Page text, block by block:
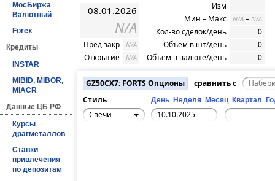
МосБиржа
Валютный
Forex
Кредиты
INSTAR
MIBID, MIBOR,
MIACR
Данные ЦБ РФ
Курсы
драгметаллов
Ставки
привлечения
по депозитам
08.01.2026
N/A
Пред закр N/A
Открытие N/A
Изм
Мин – Макс
N/A – N/A
Кол-во сделок/день
0
Объём в шт/день
0
Объём в валюте/день
0
GZ50CX7: FORTS Опционы
сравнить с
Стиль
День Неделя Месяц Квартал
Свечи –